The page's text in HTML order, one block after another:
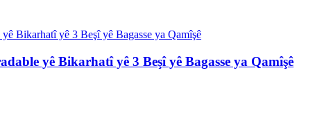
yê Bikarhatî yê 3 Beşî yê Bagasse ya Qamîşê